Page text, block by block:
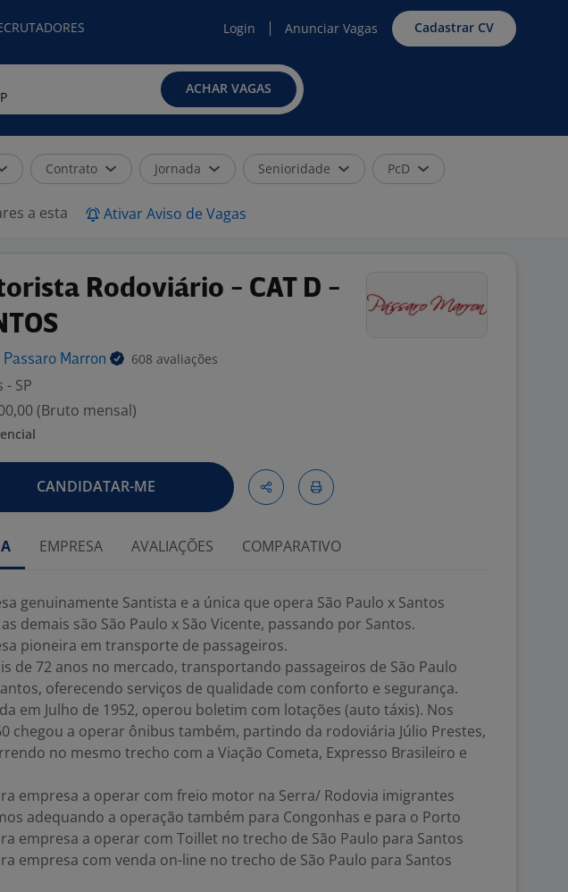
Login Anunciar Vagas Cadastrar CV
ACHAR VAGAS
Contrato Jornada Senioridade PcD
a esta Ativar Aviso de Vagas
Rodoviário - CAT D -
Passaro Marron 608 avaliações
- SP
(Bruto mensal)
CANDIDATAR-ME
EMPRESA AVALIAÇÕES COMPARATIVO
genuinamente Santista e a única que opera São Paulo x Santos
demais são São Paulo x São Vicente, passando por Santos.
pioneira em transporte de passageiros.
de 72 anos no mercado, transportando passageiros de São Paulo
oferecendo serviços de qualidade com conforto e segurança.
em Julho de 1952, operou boletim com lotações (auto táxis). Nos
chegou a operar ônibus também, partindo da rodoviária Júlio Prestes,
no mesmo trecho com a Viação Cometa, Expresso Brasileiro e
empresa a operar com freio motor na Serra/ Rodovia imigrantes
adequando a operação também para Congonhas e para o Porto
empresa a operar com Toillet no trecho de São Paulo para Santos
empresa com venda on-line no trecho de São Paulo para Santos